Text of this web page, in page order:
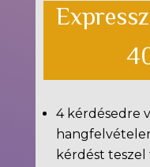
4 kérdésedre
kérdést teszel